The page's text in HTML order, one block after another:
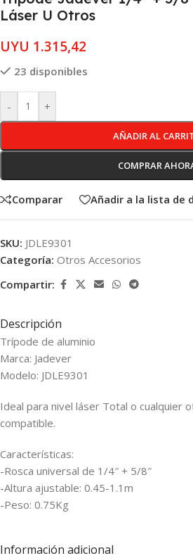
Láser U Otros
UYU 1.315,42
23 disponibles
- +
AÑADIR AL
COMPRAR
Comparar Añadir a la lista de
SKU: JDLE9301
Categoría: Otros Accesorios
Compartir:
Descripción
Trípode de aluminio
Marca: Jadever
Modelo: JDLE9301
Ideal para nivel láser Total o cualquier
compatible.
Características:
-Rosca universal de 1/4″ + 5/8″
-Altura ajustable: 0.45-1.1m
-Peso: 0.75Kg
Información adicional